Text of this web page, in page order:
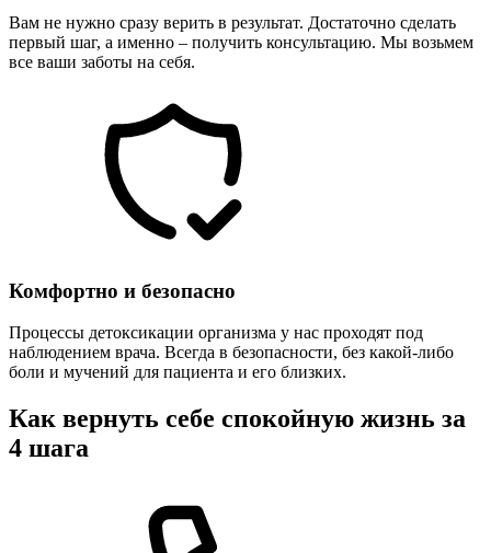
Вам не нужно сразу верить в результат. Достаточно сделать
первый шаг, а именно – получить консультацию. Мы возьмем
все ваши заботы на себя.
Комфортно и безопасно
Процессы детоксикации организма у нас проходят под
наблюдением врача. Всегда в безопасности, без какой-либо
боли и мучений для пациента и его близких.
Как вернуть себе спокойную жизнь за
4 шага